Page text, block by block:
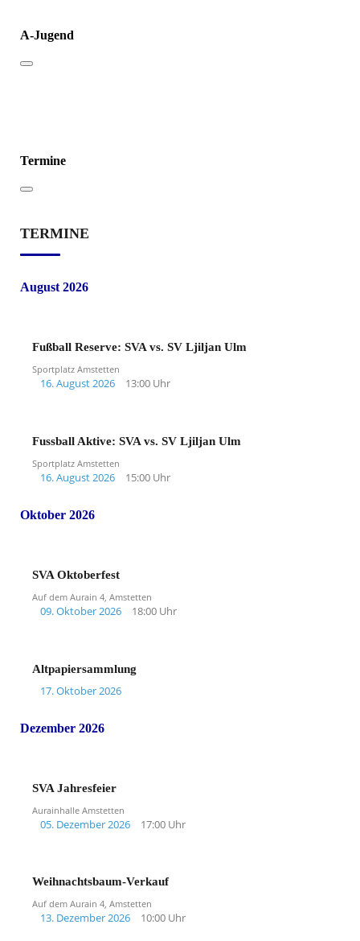
A-Jugend
Termine
TERMINE
August 2026
Fußball Reserve: SVA vs. SV Ljiljan Ulm
Sportplatz Amstetten
16. August 2026 13:00 Uhr
Fussball Aktive: SVA vs. SV Ljiljan Ulm
Sportplatz Amstetten
16. August 2026 15:00 Uhr
Oktober 2026
SVA Oktoberfest
Auf dem Aurain 4, Amstetten
09. Oktober 2026 18:00 Uhr
Altpapiersammlung
17. Oktober 2026
Dezember 2026
SVA Jahresfeier
Aurainhalle Amstetten
05. Dezember 2026 17:00 Uhr
Weihnachtsbaum-Verkauf
Auf dem Aurain 4, Amstetten
13. Dezember 2026 10:00 Uhr